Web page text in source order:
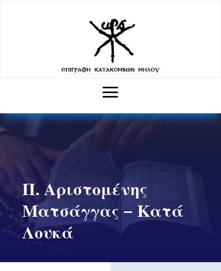
Π. Αριστομένης
Ματσάγγας – Κατά
Λουκά